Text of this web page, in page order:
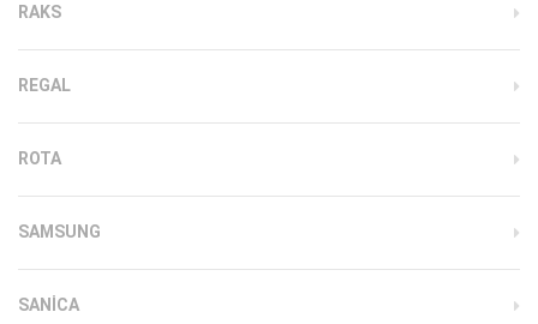
RAKS
REGAL
ROTA
SAMSUNG
SANICA